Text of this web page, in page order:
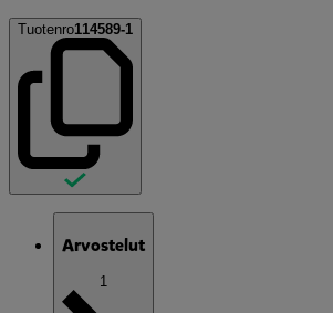
Tuotenro114589-1
Arvostelut
1